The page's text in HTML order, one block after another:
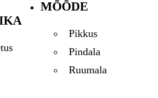
MÕÕDE
Pikkus
Pindala
Ruumala